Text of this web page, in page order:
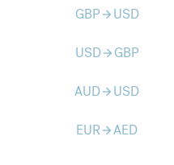
GBParrow_forward USD
USDarrow_forward GBP
AUDarrow_forward USD
EURarrow_forwardAED